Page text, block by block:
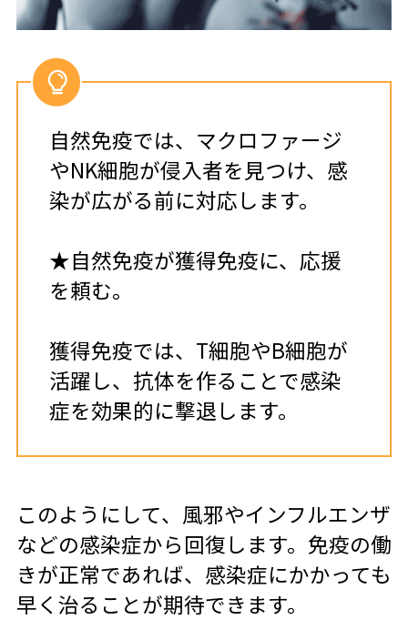
自然免疫では、マクロファージ
やNK細胞が侵入者を見つけ、感
染が広がる前に対応します。
★自然免疫が獲得免疫に、応援
を頼む。
獲得免疫では、T細胞やB細胞が
活躍し、抗体を作ることで感染
症を効果的に撃退します。
このようにして、風邪やインフルエンザ
などの感染症から回復します。免疫の働
きが正常であれば、感染症にかかっても
早く治ることが期待できます。